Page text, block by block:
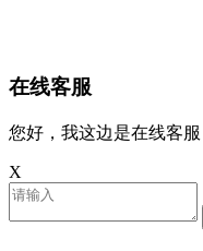
在线客服
您好，我这边是在线客服
X